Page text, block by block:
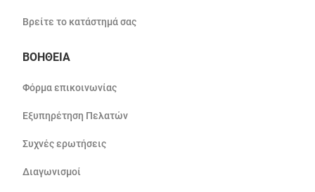
Βρείτε το κατάστημά σας
ΒΟΗΘΕΙΑ
Φόρμα επικοινωνίας
Εξυπηρέτηση Πελατών
Συχνές ερωτήσεις
Διαγωνισμοί